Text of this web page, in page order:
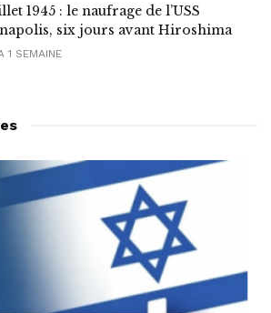
1945 : le naufrage de l’USS
six jours avant Hiroshima
1 SEMAINE